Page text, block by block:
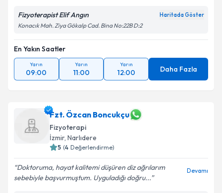
Fizyoterapist Elif Angın Haritada Göster
Konacık Mah. Ziya Gökalp Cad. Bina No:22B D:2
En Yakın Saatler
Yarın
09:00
Yarın
11:00
Yarın
12:00 Daha Fazla
Fzt. Özcan Boncukçu
Fizyoterapi
İzmir, Narlıdere
5 (4 Değerlendirme)
Doktoruma, hayat kalitemi düşüren diz ağrılarım
sebebiyle başvurmuştum. Uyguladığı doğru...
Devamı